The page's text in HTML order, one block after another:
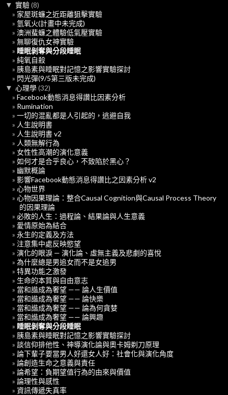
▼ 實驗(8)
家屋斑蠊之近距離狙擊實驗
氫氧火(計畫中未完成)
澳洲蜚蠊之體驗低氣壓實驗
無聊復仇女神實驗
睡眠剝奪與分段睡眠
純氧自殺
胰島素與睡眠對記憶之影響實驗探討
閃光彈(9/5第三版未完成)
▼ 心理學(32)
Facebook動態消息得讚比因素分析
Rumination
一切的混亂都是人引起的，逃避自我
人生說明書
人生說明書 v2
人類無解行為
女性性高潮的演化意義
如何才是合乎良心，不致陷於黑心？
幽默概論
影響Facebook動態消息得讚比之因素分析 v2
心物世界
心物因果理論：整合Causal Cognition與Causal Process Theory
的因果理論
必敗的人生：過程論、結果論與人生意義
愛情原始為結合
永生的定義及方法
注意集中處反映慾望
演化的眼淚 — 演化論、虛無主義及悲劇的喜悅
為什麼總是男追女而不是女追男
特異功能之激發
生命的本質與自由意志
當和諧成為奢望 —— 論人生價值
當和諧成為奢望 —— 論快樂
當和諧成為奢望 —— 論為何貪婪
當和諧成為奢望 —— 論興趣
睡眠剝奪與分段睡眠
胰島素與睡眠對記憶之影響實驗探討
談信仰排他性、神導演化論與奧卡姆剃刀原理
論下輩子要當男人好還女人好：社會化與演化角度
論創造生命之意義與責任
論希望：負期望值行為的由來與價值
論理性與感性
資訊傳遞失真率